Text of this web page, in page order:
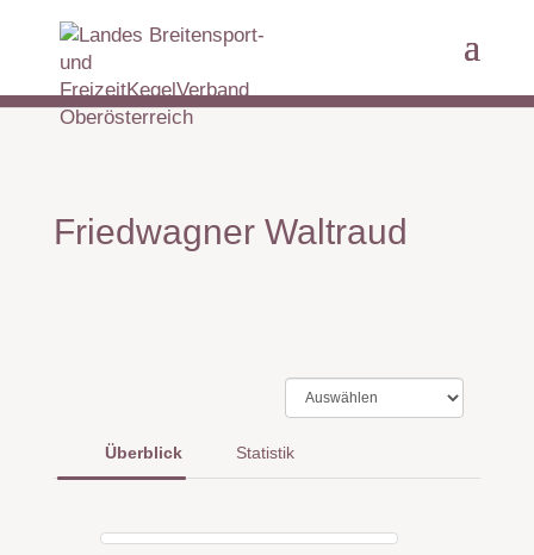
Friedwagner Waltraud
Überblick Statistik